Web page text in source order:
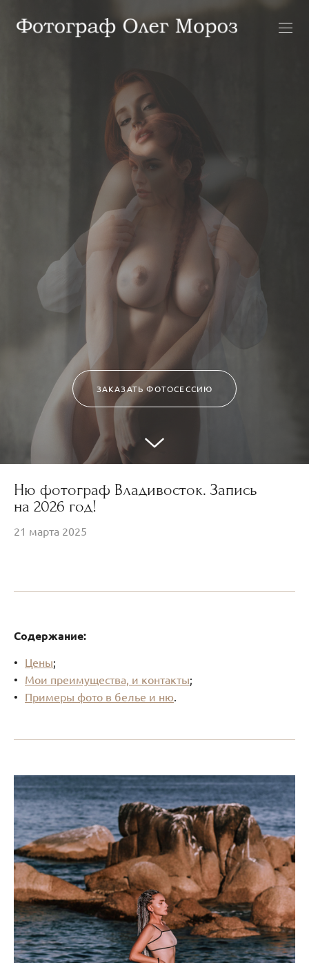
ЗАКАЗАТЬ ФОТОСЕССИЮ
Ню фотограф Владивосток. Запись
на 2026 год!
21 марта 2025
Содержание:
Цены;
Мои преимущества, и контакты;
Примеры фото в белье и ню